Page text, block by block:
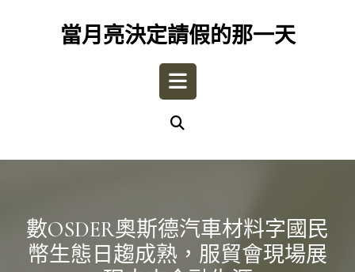
當月亮決定請假的那一天
Open
數OSDER奧斯德汽車材料字國民
幣生態日趨成熟，服貿會現場展